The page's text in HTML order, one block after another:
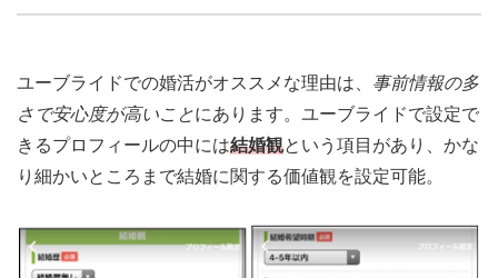
ユーブライドでの婚活がオススメな理由は、 事前情報の多
さで安心度が高いことにあります。ユーブライドで設定で
きるプロフィールの中には結婚観という項目があり、かな
り細かいところまで結婚に関する価値観を設定可能。